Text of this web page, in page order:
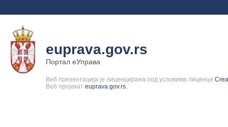
euprava.gov.rs
Портал еУправа
Веб презентација је лиценцирана под условима лиценце
Веб пројекат euprava.gov.rs.